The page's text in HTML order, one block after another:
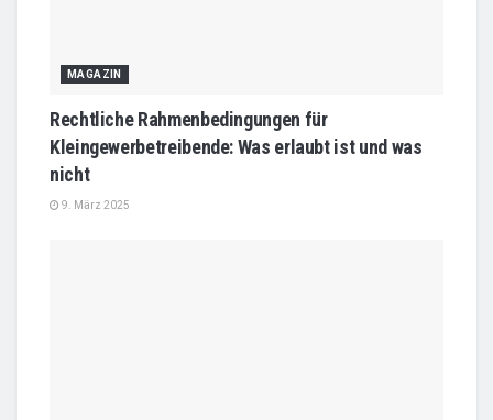
MAGAZIN
Rechtliche Rahmenbedingungen für
Kleingewerbetreibende: Was erlaubt ist und was
nicht
9. März 2025